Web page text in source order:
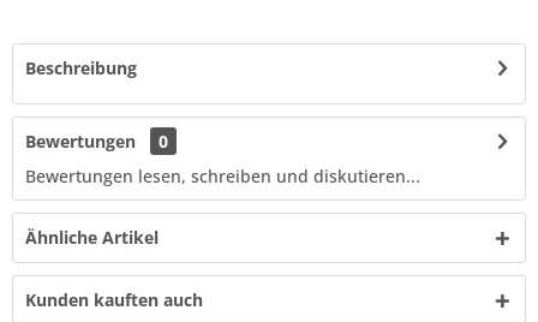
Beschreibung
Bewertungen
0
Bewertungen lesen, schreiben und diskutieren...
Ähnliche Artikel
Kunden kauften auch